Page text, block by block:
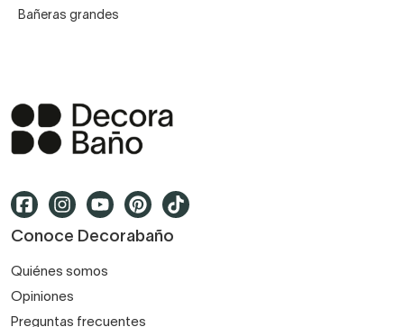
Bañeras grandes
Conoce Decorabaño
Quiénes somos
Opiniones
Preguntas frecuentes